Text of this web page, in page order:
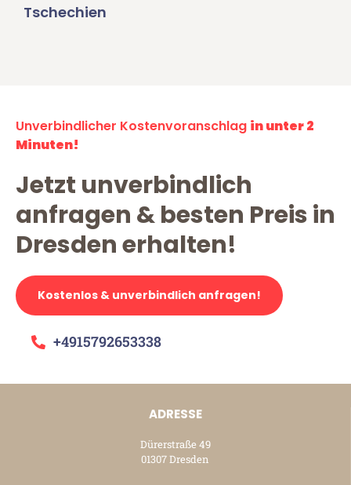
Tschechien
Unverbindlicher Kostenvoranschlag in unter 2
Minuten!
Jetzt unverbindlich
anfragen & besten Preis in
Dresden erhalten!
Kostenlos & unverbindlich anfragen!
+4915792653338
ADRESSE
Dürerstraße 49
01307 Dresden